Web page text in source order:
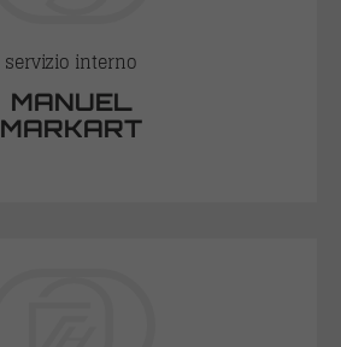
servizio interno
MANUEL
MARKART